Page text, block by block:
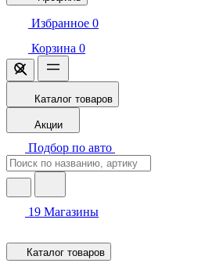
Избранное 0
Корзина 0
Каталог товаров
Акции
Подбор по авто
19 Магазины
Каталог товаров